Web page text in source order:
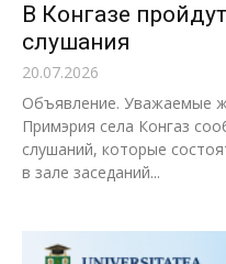
В Конгазе
слушания
20.07.2026
Объявление. Уважаемые
Примэрия села Конгаз
слушаний, которые
в зале заседаний...